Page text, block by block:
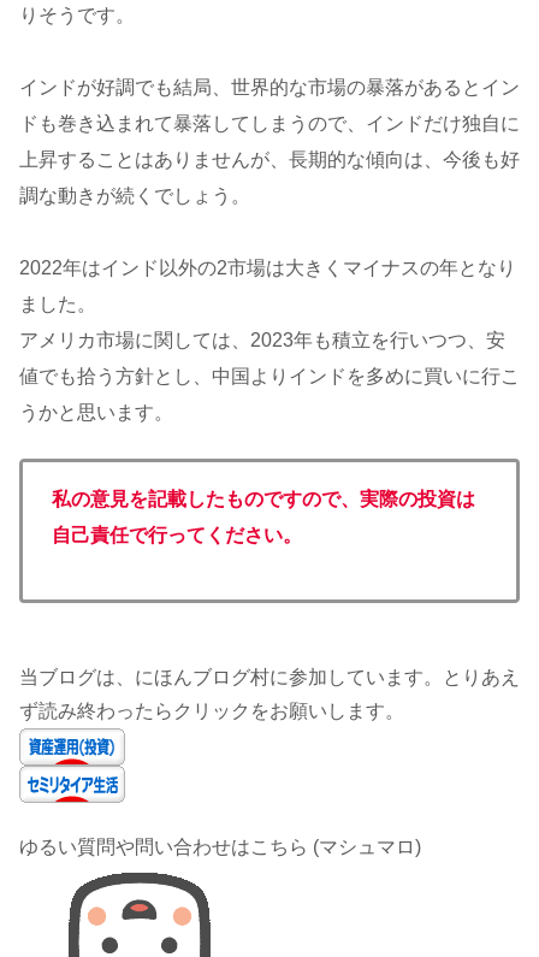
りそうです。
インドが好調でも結局、世界的な市場の暴落があるとイン
ドも巻き込まれて暴落してしまうので、インドだけ独自に
上昇することはありませんが、長期的な傾向は、今後も好
調な動きが続くでしょう。
2022年はインド以外の2市場は大きくマイナスの年となり
ました。
アメリカ市場に関しては、2023年も積立を行いつつ、安
値でも拾う方針とし、中国よりインドを多めに買いに行こ
うかと思います。
私の意見を記載したものですので、実際の投資は
自己責任で行ってください。
当ブログは、にほんブログ村に参加しています。とりあえ
ず読み終わったらクリックをお願いします。
ゆるい質問や問い合わせはこちら (マシュマロ)